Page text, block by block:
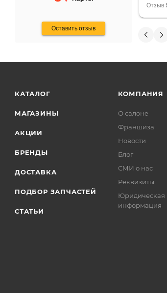
Оставить отзыв
Отзыв
КАТАЛОГ
МАГАЗИНЫ
АКЦИИ
БРЕНДЫ
ДОСТАВКА
ПОДБОР ЗАПЧАСТЕЙ
СТАТЬИ
КОМПАНИЯ
О салоне
Франшиза
Новости
Блог
СМИ о нас
Реквизиты
Юридическая
информация